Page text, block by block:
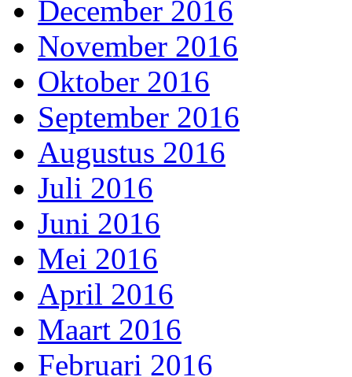
December 2016
November 2016
Oktober 2016
September 2016
Augustus 2016
Juli 2016
Juni 2016
Mei 2016
April 2016
Maart 2016
Februari 2016